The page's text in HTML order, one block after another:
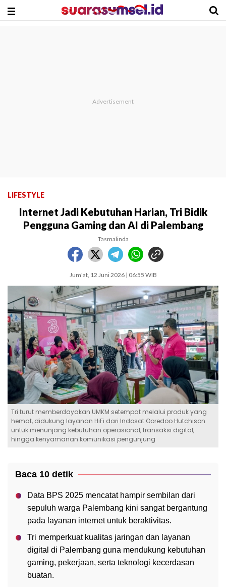
LIFESTYLE
Internet Jadi Kebutuhan Harian, Tri Bidik
Pengguna Gaming dan AI di Palembang
Tasmalinda
Jum'at, 12 Juni 2026 | 06:55 WIB
Tri turut memberdayakan UMKM setempat melalui produk yang
hemat, didukung layanan HiFi dari Indosat Ooredoo Hutchison
untuk menunjang kebutuhan operasional, transaksi digital,
hingga kenyamanan komunikasi pengunjung
Baca 10 detik
Data BPS 2025 mencatat hampir sembilan dari
sepuluh warga Palembang kini sangat bergantung
pada layanan internet untuk beraktivitas.
Tri memperkuat kualitas jaringan dan layanan
digital di Palembang guna mendukung kebutuhan
gaming, pekerjaan, serta teknologi kecerdasan
buatan.